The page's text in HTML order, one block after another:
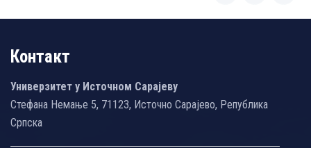
Контакт
Универзитет у Источном Сарајеву
Стефана Немање 5, 71123, Источно Сарајево, Република
Српска